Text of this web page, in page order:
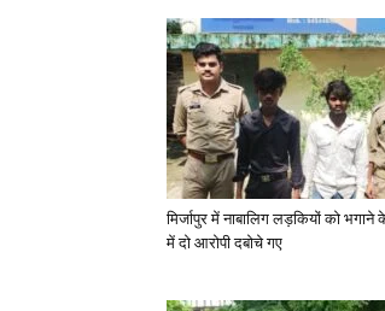
मिर्जापुर में नाबालिग लड़कियों को भगाने
में दो आरोपी दबोचे गए